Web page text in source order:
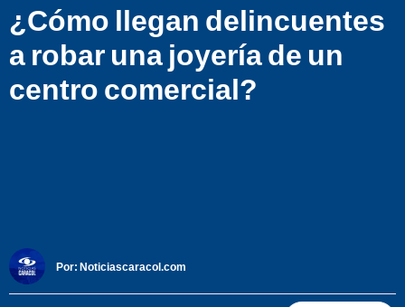
¿Cómo llegan delincuentes
a robar una joyería de un
centro comercial?
Por: Noticiascaracol.com